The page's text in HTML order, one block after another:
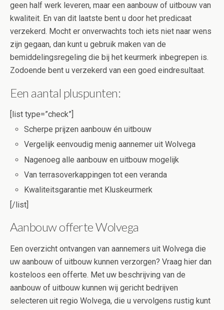
geen half werk leveren, maar een aanbouw of uitbouw van
kwaliteit. En van dit laatste bent u door het predicaat
verzekerd. Mocht er onverwachts toch iets niet naar wens
zijn gegaan, dan kunt u gebruik maken van de
bemiddelingsregeling die bij het keurmerk inbegrepen is.
Zodoende bent u verzekerd van een goed eindresultaat.
Een aantal pluspunten:
[list type=”check”]
Scherpe prijzen aanbouw én uitbouw
Vergelijk eenvoudig menig aannemer uit Wolvega
Nagenoeg alle aanbouw en uitbouw mogelijk
Van terrasoverkappingen tot een veranda
Kwaliteitsgarantie met Kluskeurmerk
[/list]
Aanbouw offerte Wolvega
Een overzicht ontvangen van aannemers uit Wolvega die
uw aanbouw of uitbouw kunnen verzorgen? Vraag hier dan
kosteloos een offerte. Met uw beschrijving van de
aanbouw of uitbouw kunnen wij gericht bedrijven
selecteren uit regio Wolvega, die u vervolgens rustig kunt